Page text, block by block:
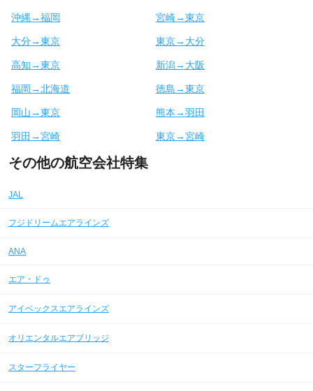
沖縄→福岡 宮崎→東京
大分→東京 東京→大分
高知→東京 新潟→大阪
福岡→北海道 徳島→東京
岡山→東京 熊本→羽田
羽田→宮崎 東京→宮崎
その他の航空会社特集
JAL
フジドリームエアラインズ
ANA
エア・ドゥ
アイベックスエアラインズ
オリエンタルエアブリッジ
スターフライヤー